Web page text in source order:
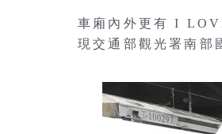
車廂內外更有 I
現交通部觀光署南部